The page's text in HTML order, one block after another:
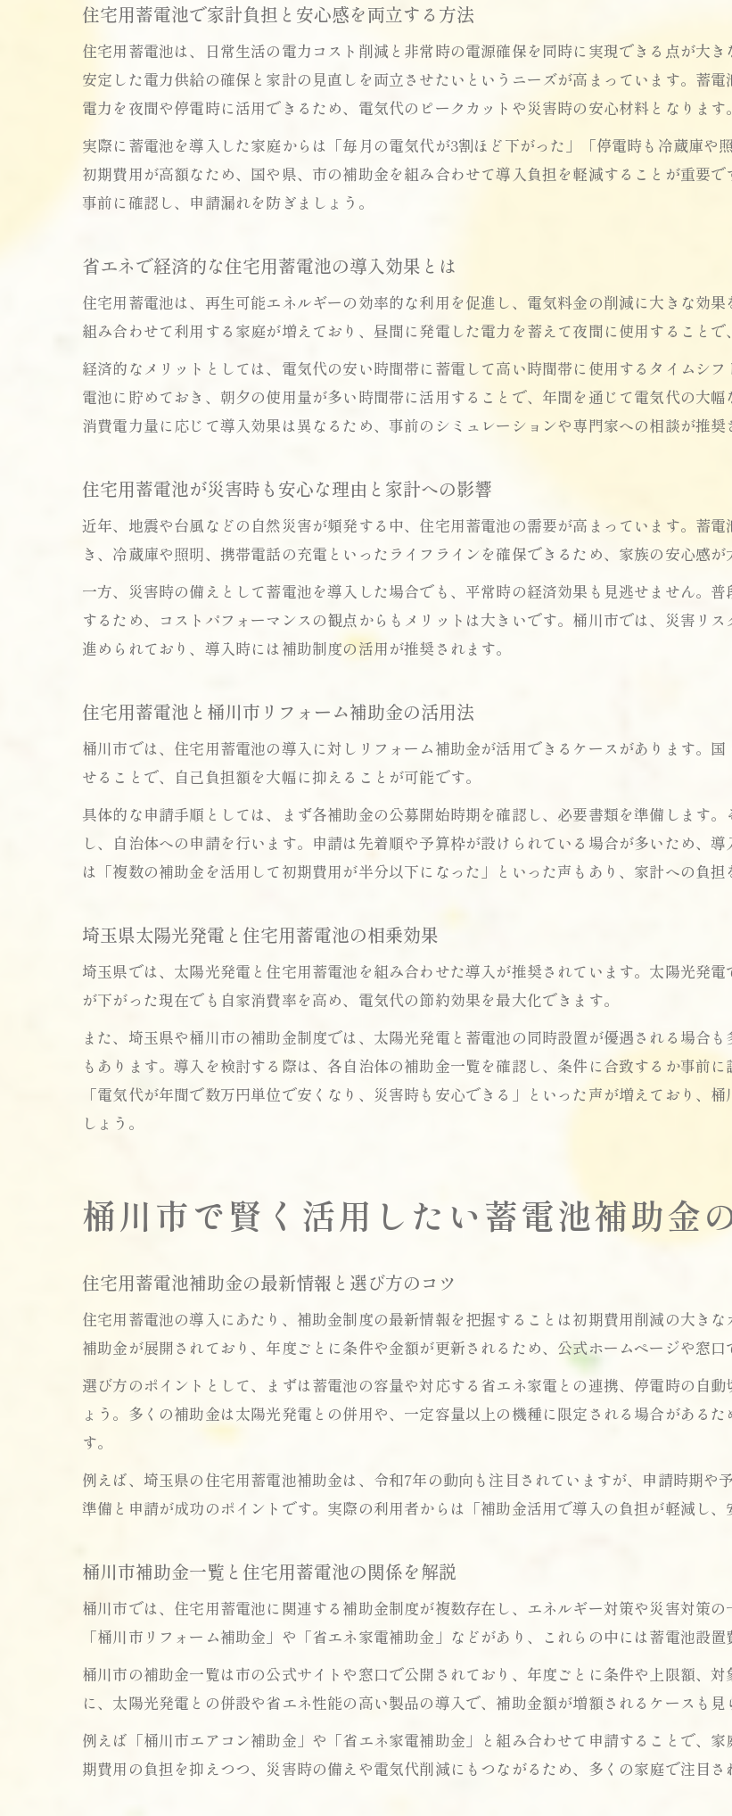
住宅用蓄電池と省エネ家電補助金の併用メ
環境ネットワーク埼玉補助金も活用した
住宅用蓄電池導入時の桶川市リフォーム
住宅用蓄電池のモバイル活用で広がる便
住宅用蓄電池で電気代削減と非常時の両立
補助金申請のコツと住宅用蓄電池の経済効果
経済効果が見込める住宅用蓄電池の選び方
補助金活用で住宅用蓄電池の負担を減らす
蓄電池と太陽光発電の補助金活用実例を紹
住宅用蓄電池のモバイル利用で災害時も
住宅用蓄電池の非常時活用と家族の安全対
災害対策に強い住宅用蓄電池の選び方ポイ
国と県・桶川市の補助制度をまとめて活用する
住宅用蓄電池補助金の国・県・市制度の
住宅用蓄電池で桶川市リフォーム補助金を
住宅用蓄電池で複数補助制度を賢く併用す
太陽光発電と住宅用蓄電池の補助金同時
住宅用蓄電池で家計負担と安心感を両立する方法
住宅用蓄電池は、日常生活の電力コスト削減と非常時の電源確保を同時に実現できる点が大
安定した電力供給の確保と家計の見直しを両立させたいというニーズが高まっています。蓄
電力を夜間や停電時に活用できるため、電気代のピークカットや災害時の安心材料となります。
実際に蓄電池を導入した家庭からは「毎月の電気代が3割ほど下がった」「停電時も冷蔵庫や
初期費用が高額なため、国や県、市の補助金を組み合わせて導入負担を軽減することが重要
事前に確認し、申請漏れを防ぎましょう。
省エネで経済的な住宅用蓄電池の導入効果とは
住宅用蓄電池は、再生可能エネルギーの効率的な利用を促進し、電気料金の削減に大きな効
組み合わせて利用する家庭が増えており、昼間に発電した電力を蓄えて夜間に使用すること
経済的なメリットとしては、電気代の安い時間帯に蓄電して高い時間帯に使用するタイムシ
電池に貯めておき、朝夕の使用量が多い時間帯に活用することで、年間を通じて電気代の大
消費電力量に応じて導入効果は異なるため、事前のシミュレーションや専門家への相談が推奨
住宅用蓄電池が災害時も安心な理由と家計への影響
近年、地震や台風などの自然災害が頻発する中、住宅用蓄電池の需要が高まっています。蓄
き、冷蔵庫や照明、携帯電話の充電といったライフラインを確保できるため、家族の安心感が
一方、災害時の備えとして蓄電池を導入した場合でも、平常時の経済効果も見逃せません。
するため、コストパフォーマンスの観点からもメリットは大きいです。桶川市では、災害リ
進められており、導入時には補助制度の活用が推奨されます。
住宅用蓄電池と桶川市リフォーム補助金の活用法
桶川市では、住宅用蓄電池の導入に対しリフォーム補助金が活用できるケースがあります。
せることで、自己負担額を大幅に抑えることが可能です。
具体的な申請手順としては、まず各補助金の公募開始時期を確認し、必要書類を準備します
し、自治体への申請を行います。申請は先着順や予算枠が設けられている場合が多いため、
は「複数の補助金を活用して初期費用が半分以下になった」といった声もあり、家計への負
埼玉県太陽光発電と住宅用蓄電池の相乗効果
埼玉県では、太陽光発電と住宅用蓄電池を組み合わせた導入が推奨されています。太陽光発
が下がった現在でも自家消費率を高め、電気代の節約効果を最大化できます。
また、埼玉県や桶川市の補助金制度では、太陽光発電と蓄電池の同時設置が優遇される場合
もあります。導入を検討する際は、各自治体の補助金一覧を確認し、条件に合致するか事前
「電気代が年間で数万円単位で安くなり、災害時も安心できる」といった声が増えており、
しょう。
桶川市で賢く活用したい蓄電池補助金
住宅用蓄電池補助金の最新情報と選び方のコツ
住宅用蓄電池の導入にあたり、補助金制度の最新情報を把握することは初期費用削減の大き
補助金が展開されており、年度ごとに条件や金額が更新されるため、公式ホームページや窓口
選び方のポイントとして、まずは蓄電池の容量や対応する省エネ家電との連携、停電時の自
ょう。多くの補助金は太陽光発電との併用や、一定容量以上の機種に限定される場合がある
す。
例えば、埼玉県の住宅用蓄電池補助金は、令和7年の動向も注目されていますが、申請時期や
準備と申請が成功のポイントです。実際の利用者からは「補助金活用で導入の負担が軽減し
桶川市補助金一覧と住宅用蓄電池の関係を解説
桶川市では、住宅用蓄電池に関連する補助金制度が複数存在し、エネルギー対策や災害対策
「桶川市リフォーム補助金」や「省エネ家電補助金」などがあり、これらの中には蓄電池設
桶川市の補助金一覧は市の公式サイトや窓口で公開されており、年度ごとに条件や上限額、
に、太陽光発電との併設や省エネ性能の高い製品の導入で、補助金額が増額されるケースも見
例えば「桶川市エアコン補助金」や「省エネ家電補助金」と組み合わせて申請することで、
期費用の負担を抑えつつ、災害時の備えや電気代削減にもつながるため、多くの家庭で注目さ
お問い合わせはこちら
お問い合わせはこちら